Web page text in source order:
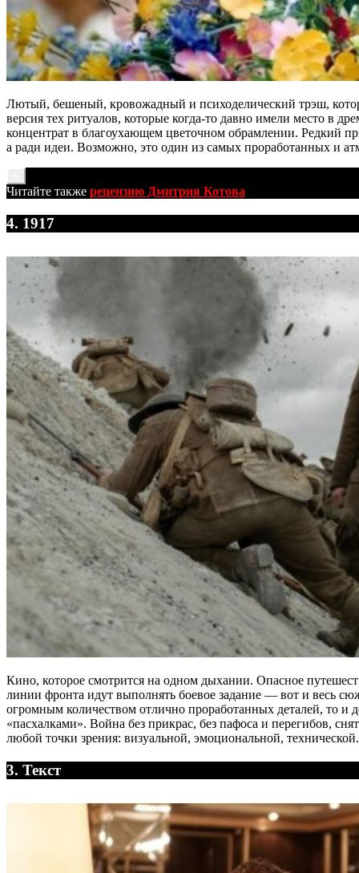
Лютый, бешеный, кровожадный и психоделический трэш,
версия тех ритуалов, которые когда-то давно имели место в
концентрат в благоухающем цветочном обрамлении. Редкий
а ради идеи. Возможно, это один из самых проработанных и
Читайте также рецензию Дмитрия Котова
4. 1917
Кино, которое смотрится на одном дыхании. Опасное
линии фронта идут выполнять боевое задание — вот и весь
огромным количеством отлично проработанных деталей, то и
«пасхалками». Война без прикрас, без пафоса и перегибов,
любой точки зрения: визуальной, эмоциональной, технической.
3. Текст